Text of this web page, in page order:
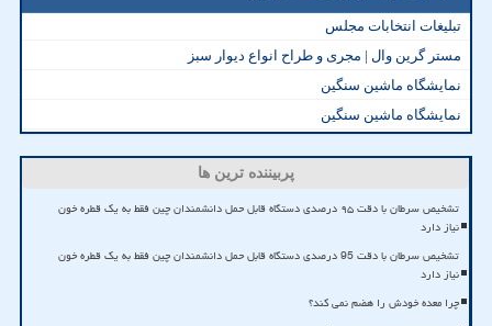
تبلیغات انتخابات مجلس
مستر گرین وال | مجری و طراح انواع دیوار سبز
نمایشگاه ماشین سنگین
نمایشگاه ماشین سنگین
پربیننده ترین ها
تشخیص سرطان با دقت ۹۵ درصدی دستگاه قابل حمل دانشمندان چین فقط به یک قطره خون
نیاز دارد
تشخیص سرطان با دقت 95 درصدی دستگاه قابل حمل دانشمندان چین فقط به یک قطره خون
نیاز دارد
چرا معده خودش را هضم نمی کند؟